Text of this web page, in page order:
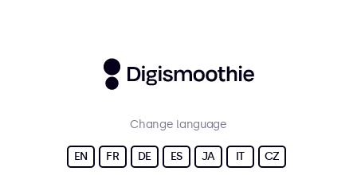
Change language
EN FR DE ES JA IT CZ